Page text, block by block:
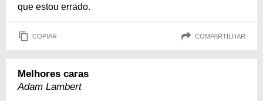
que estou errado.
COPIAR COMPARTILHAR
Melhores caras
Adam Lambert